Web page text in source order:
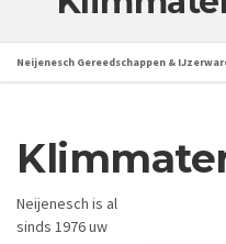
Neijenesch Gereedschappen &
Neijenesch is al
sinds 1976 uw